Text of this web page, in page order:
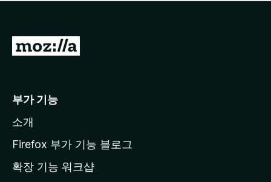
점
습
니
M
l
a
페
부가 기능
소개
Firefox 부가 기능 블로그
확장 기능 워크샵